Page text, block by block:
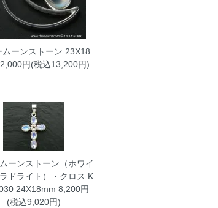
ムーンストーン 23X18
円(税込13,200円)
ーンストーン（ホワイ
ドライト）・クロス K
24X18mm 8,200円
(税込9,020円)